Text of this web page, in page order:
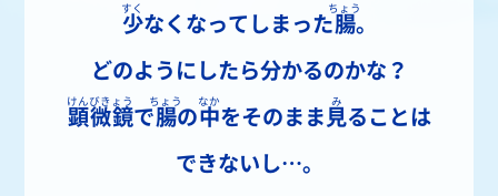
少
すく
なくなってしまった腸
ちょう
。
どのようにしたら分かるのかな？
顕微鏡
けんびきょう
で腸
ちょう
の中
なか
をそのまま 見
み
ることは
できないし…。